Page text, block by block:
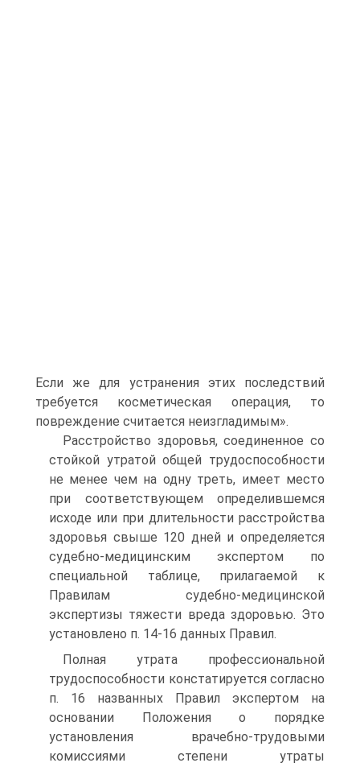
Если же для устранения этих последствий
требуется косметическая операция, то
повреждение считается неизгладимым».
Расстройство здоровья, соединенное со
стойкой утратой общей трудоспособности
не менее чем на одну треть, имеет место
при соответствующем определившемся
исходе или при длительности расстройства
здоровья свыше 120 дней и определяется
судебно-медицинским экспертом по
специальной таблице, прилагаемой к
Правилам судебно-медицинской
экспертизы тяжести вреда здоровью. Это
установлено п. 14-16 данных Правил.
Полная утрата профессиональной
трудоспособности констатируется согласно
п. 16 названных Правил экспертом на
основании Положения о порядке
установления врачебно-трудовыми
комиссиями степени утраты